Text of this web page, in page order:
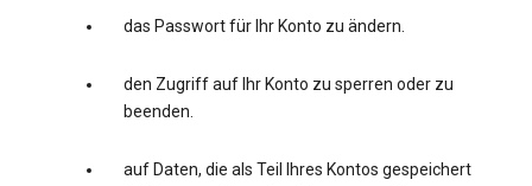
das Passwort für Ihr Konto zu ändern.
den Zugriff auf Ihr Konto zu sperren oder zu
beenden.
auf Daten, die als Teil Ihres Kontos gespeichert